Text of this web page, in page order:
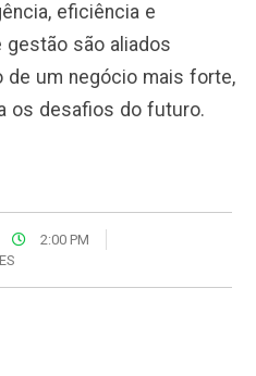
eficiência e
gestão são aliados
um negócio mais forte,
os desafios do futuro.
2:00 PM